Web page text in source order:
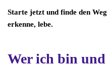
Starte jetzt und finde den
erkenne, lebe.
Wer ich bin